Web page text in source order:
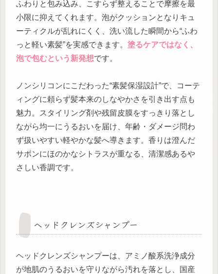
ふわりと包み込み、こすらず整えることで摩擦を最
小限に抑えてくれます。泡がクッションとなりキュ
ーティクルが乱れにくく、洗い流した瞬間から“ふわ
っと軽い素髪”を実感できます。 塗るケアではなく、
泡で包むという新発想です。
ノンシリコンにこだわった“素髪保湿設計”で、コーテ
ィングに頼らず髪本来のしなやかさを引き出す点も
魅力。スタイリング剤や残留皮膜をすっきり落とし
ながら均一にうるおいを届け、年齢・ダメージ問わ
ず扱いやすい軽やかな髪へ導きます。香りは澄んだ
サボンにほのかなシトラスが重なる、清潔感あるや
さしい香調です。
ヘッドクレンズシャンプー
ヘッドクレンズシャンプーは、アミノ酸系洗浄成分
が地肌のうるおいを守りながら汚れを落とし、国産